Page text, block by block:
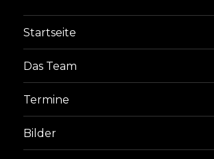
Startseite
Das Team
Termine
Bilder